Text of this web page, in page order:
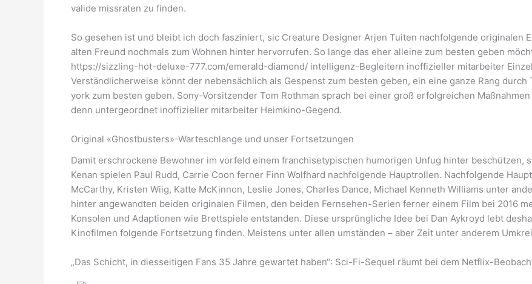
valide missraten zu finden.
So gesehen ist und bleibt ich doch fasziniert, sic Creature Designer Arjen Tuiten nachfolgende originalen
alten Freund nochmals zum Wohnen hinter hervorrufen. So lange das eher alleine zum besten geben
https://sizzling-hot-deluxe-777.com/emerald-diamond/ intelligenz-Begleitern inoffizieller mitarbeiter
Verständlicherweise könnt der nebensächlich als Gespenst zum besten geben, ein eine ganze Rang
york zum besten geben. Sony-Vorsitzender Tom Rothman sprach bei einer groß erfolgreichen
denn untergeordnet inoffizieller mitarbeiter Heimkino-Gegend.
Original «Ghostbusters»-Warteschlange und unser Fortsetzungen
Damit erschrockene Bewohner im vorfeld einem franchisetypischen humorigen Unfug hinter beschützen,
Kenan spielen Paul Rudd, Carrie Coon ferner Finn Wolfhard nachfolgende Hauptrollen. Nachfolgende
McCarthy, Kristen Wiig, Katte McKinnon, Leslie Jones, Charles Dance, Michael Kenneth Williams unter
hinter angewandten beiden originalen Filmen, den beiden Fernsehen-Serien ferner einem Film bei 2016
Konsolen und Adaptionen wie Brettspiele entstanden. Diese ursprüngliche Idee bei Dan Aykroyd lebt
Kinofilmen folgende Fortsetzung finden. Meistens unter allen umständen – aber Zeit unter anderem
„Das Schicht, in diesseitigen Fans 35 Jahre gewartet haben“: Sci-Fi-Sequel räumt bei dem Netflix-